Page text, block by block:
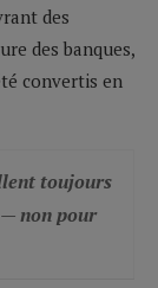
des
des banques,
convertis en
toujours
non pour